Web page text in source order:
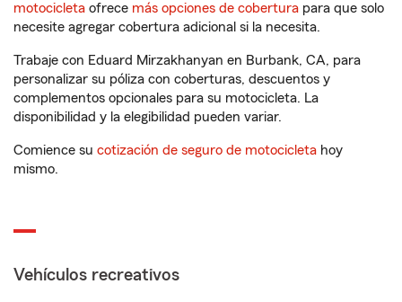
motocicleta ofrece más opciones de cobertura para que solo
necesite agregar cobertura adicional si la necesita.
Trabaje con Eduard Mirzakhanyan en Burbank, CA, para
personalizar su póliza con coberturas, descuentos y
complementos opcionales para su motocicleta. La
disponibilidad y la elegibilidad pueden variar.
Comience su cotización de seguro de motocicleta hoy
mismo.
Vehículos recreativos